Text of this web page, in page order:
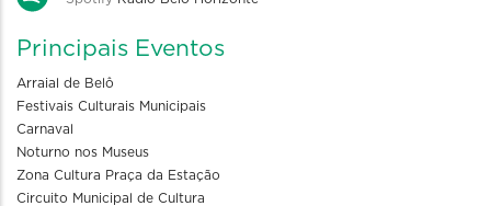
Principais Eventos
Arraial de Belô
Festivais Culturais Municipais
Carnaval
Noturno nos Museus
Zona Cultura Praça da Estação
Circuito Municipal de Cultura